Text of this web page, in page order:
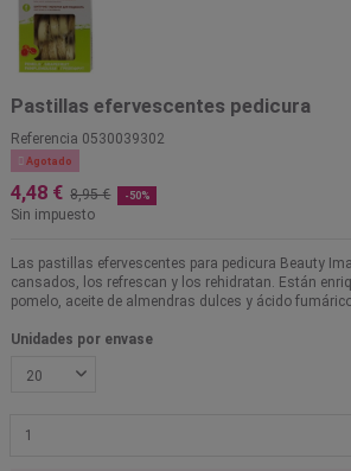
Pastillas efervescentes pedicura
Referencia 0530039302
 Agotado
4,48 € 8,95 € -50%
Sin impuesto
Las pastillas efervescentes para pedicura Beauty
cansados, los refrescan y los rehidratan. Están
pomelo, aceite de almendras dulces y ácido
Unidades por envase